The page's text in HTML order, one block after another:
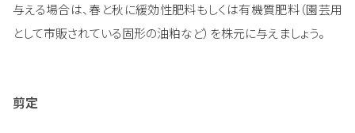
与える場合は、春と秋に緩効性肥料もしくは有機質肥料（園芸用
として市販されている固形の油粕など）を株元に与えましょう。
剪定